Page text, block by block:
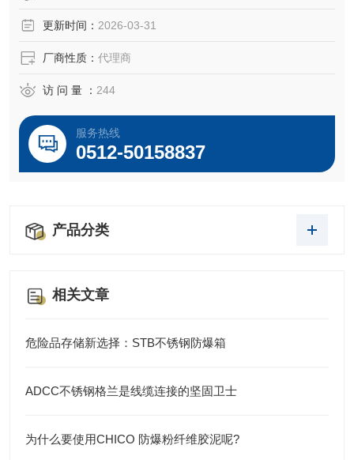
更新时间： 2026-03-31
厂商性质： 代理商
访 问 量 ： 244
服务热线
0512-50158837
产品分类
相关文章
危险品存储新选择：STB不锈钢防爆箱
ADCC不锈钢格兰是线缆连接的坚固卫士
为什么要使用CHICO 防爆粉纤维胶泥呢?